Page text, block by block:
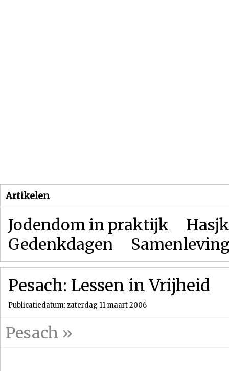
Artikelen
Jodendom in praktijk
Gedenkdagen
Pesach: Lessen in Vrijheid
Publicatiedatum: zaterdag 11 maart 2006
Pesach »